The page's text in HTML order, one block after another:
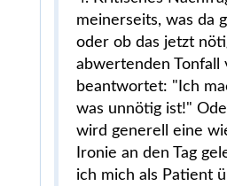
meinerseits, was da
oder ob das jetzt
abwertenden Tonfall
beantwortet: "Ich
was unnötig ist!"
wird generell eine
Ironie an den Tag
ich mich als Patient